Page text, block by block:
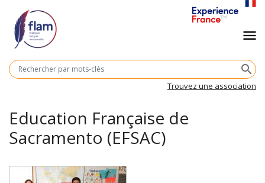
contenu
principal
Navigation
principalesearch
Trouvez une association
menu
Education Française de
Sacramento (EFSAC)